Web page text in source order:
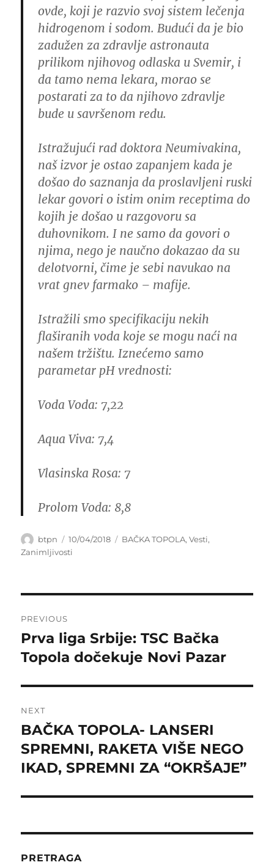
ovde, koji je razvio svoj sistem lečenja
hidrogenom i sodom. Budući da je bio
zadužen za zdravlje astronauta
prilikom njihovog odlaska u Svemir, i
da tamo nema lekara, morao se
postarati za to da njihovo zdravlje
bude u savršenom redu.
Istražujući rad doktora Neumivakina,
naš izvor je ostao zapanjem kada je
došao do saznanja da proslavljeni ruski
lekar govori o istim onim receptima do
kojih je došao u razgovoru sa
duhovnikom.I ne samo da govori o
njima, nego je naučno dokazao da su
delotvorni, čime je sebi navukao na
vrat gnev farmako – mafije.
Istražili smo specifikaciju nekih
flaširanih voda koje se mogu naći na
našem tržištu. Iznećemo samo
parametar pH vrednosti:
Voda Voda: 7,22
Aqua Viva: 7,4
Vlasinska Rosa: 7
Prolom Voda: 8,8
Author
btpn
Posted
on
10/04/2018 Categories
BAČKA TOPOLA,Vesti,
Zanimljivosti
navigation
PREVIOUS
Previous
post:
Prva liga Srbije: TSC Bačka
Topola dočekuje Novi Pazar
NEXT
Next
post:
BAČKA TOPOLA- LANSERI
SPREMNI, RAKETA VIŠE NEGO
IKAD, SPREMNI ZA “OKRŠAJE”
PRETRAGA